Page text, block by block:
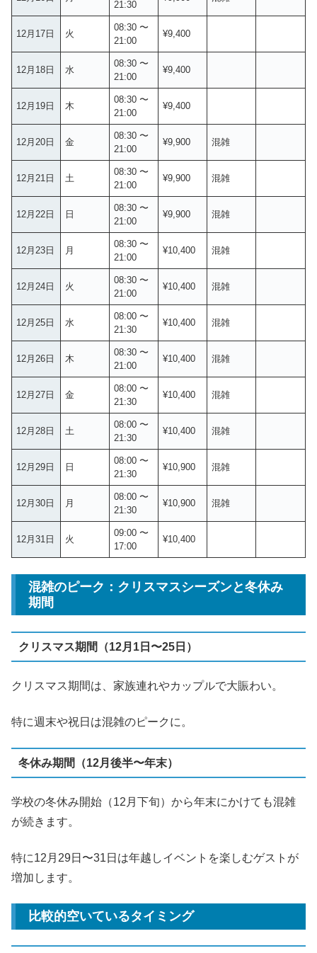
21:30
12月17日 火
08:30 〜
21:00
¥9,400
12月18日 水
08:30 〜
21:00
¥9,400
12月19日 木
08:30 〜
21:00
¥9,400
12月20日 金
08:30 〜
21:00
¥9,900 混雑
12月21日 土
08:30 〜
21:00
¥9,900 混雑
12月22日 日
08:30 〜
21:00
¥9,900 混雑
12月23日 月
08:30 〜
21:00
¥10,400 混雑
12月24日 火
08:30 〜
21:00
¥10,400 混雑
12月25日 水
08:00 〜
21:30
¥10,400 混雑
12月26日 木
08:30 〜
21:00
¥10,400 混雑
12月27日 金
08:00 〜
21:30
¥10,400 混雑
12月28日 土
08:00 〜
21:30
¥10,400 混雑
12月29日 日
08:00 〜
21:30
¥10,900 混雑
12月30日 月
08:00 〜
21:30
¥10,900 混雑
12月31日 火
09:00 〜
17:00
¥10,400
混雑のピーク：クリスマスシーズンと冬休み
期間
クリスマス期間（12月1日〜25日）
クリスマス期間は、家族連れやカップルで大賑わい。
特に週末や祝日は混雑のピークに。
冬休み期間（12月後半〜年末）
学校の冬休み開始（12月下旬）から年末にかけても混雑
が続きます。
特に12月29日〜31日は年越しイベントを楽しむゲストが
増加します。
比較的空いているタイミング